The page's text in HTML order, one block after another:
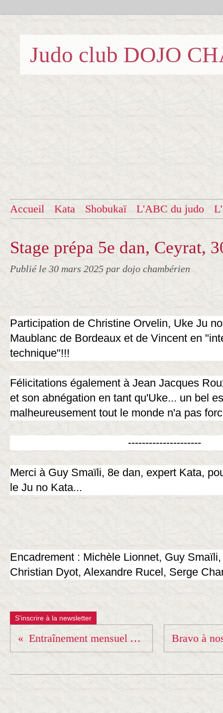
Judo club DOJO
Accueil Kata Shobukaï L'ABC du judo
Stage prépa 5e dan, Ceyrat,
Publié le 30 mars 2025 par dojo chambérien
Participation de Christine Orvelin, Uke Ju
Maublanc de Bordeaux et de Vincent en
technique"!!!
Félicitations également à Jean Jacques
et son abnégation en tant qu'Uke... un bel
malheureusement tout le monde n'a pas
---------------------
Merci à Guy Smaïli, 8e dan, expert Kata,
le Ju no Kata...
Encadrement : Michèle Lionnet, Guy
Christian Dyot, Alexandre Rucel, Serge
S'inscrire à la newsletter
Entraînement mensuel ARJ